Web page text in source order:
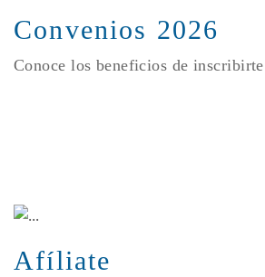
Convenios 2026
Conoce los beneficios de
Afíliate